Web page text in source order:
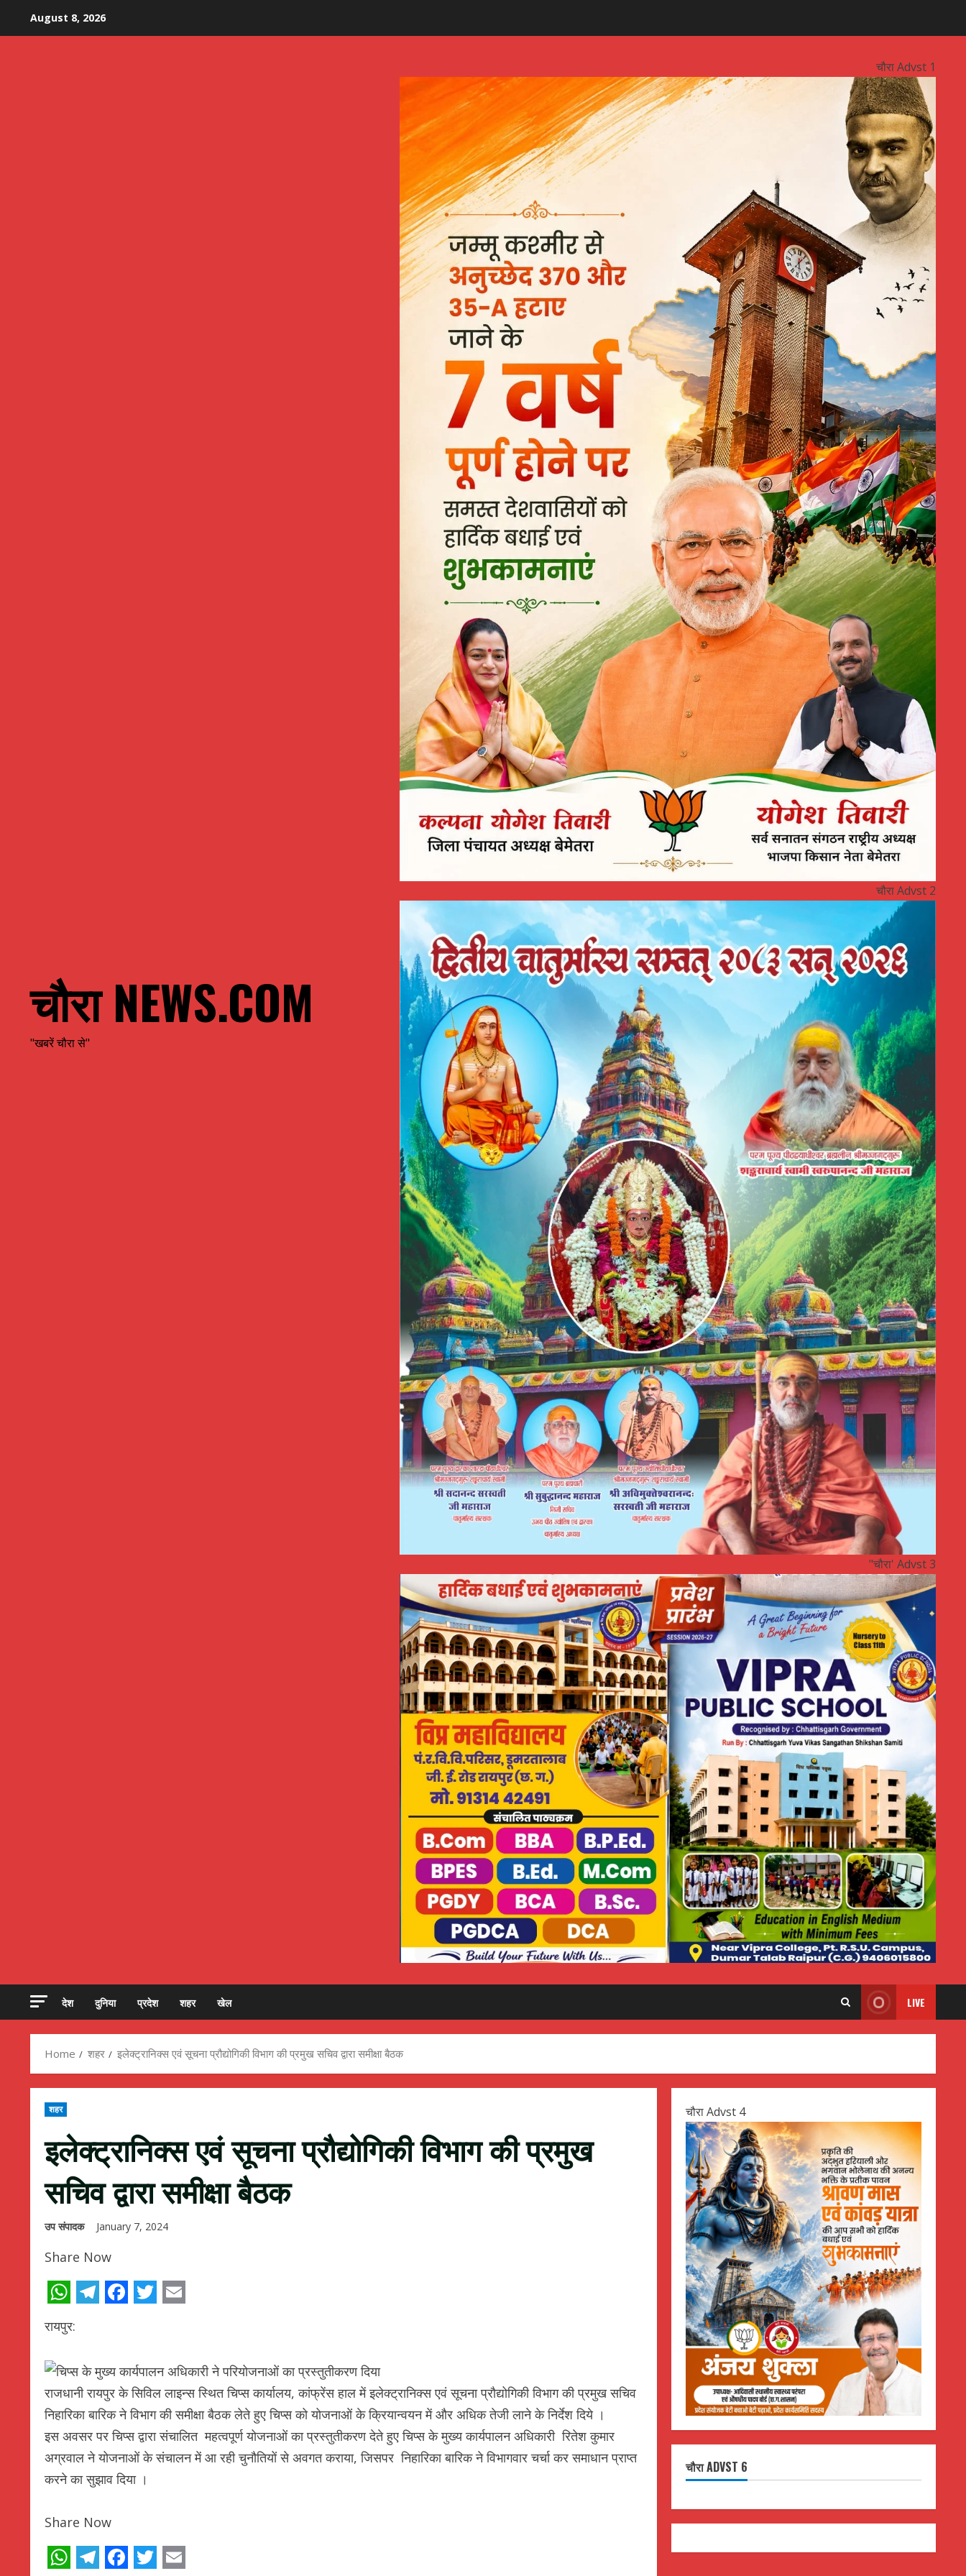
August 8, 2026
चौरा NEWS.COM
"खबरें चौरा से"
चौरा Advst 1
चौरा Advst 2
"चौरा' Advst 3
देश दुनिया प्रदेश शहर खेल LIVE
Home शहर इलेक्ट्रानिक्स एवं सूचना प्रौद्योगिकी विभाग की प्रमुख सचिव द्वारा समीक्षा बैठक
शहर
इलेक्ट्रानिक्स एवं सूचना प्रौद्योगिकी विभाग की प्रमुख
सचिव द्वारा समीक्षा बैठक
उप संपादक January 7, 2024
Share Now
WhatsApp
रायपुर:
राजधानी रायपुर के सिविल लाइन्स स्थित चिप्स कार्यालय, कांफ्रेंस हाल में इलेक्ट्रानिक्स एवं सूचना प्रौद्योगिकी विभाग की प्रमुख सचिव
निहारिका बारिक ने विभाग की समीक्षा बैठक लेते हुए चिप्स को योजनाओं के क्रियान्वयन में और अधिक तेजी लाने के निर्देश दिये ।
इस अवसर पर चिप्स द्वारा संचालित महत्वपूर्ण योजनाओं का प्रस्तुतीकरण देते हुए चिप्स के मुख्य कार्यपालन अधिकारी रितेश कुमार
अग्रवाल ने योजनाओं के संचालन में आ रही चुनौतियों से अवगत कराया, जिसपर निहारिका बारिक ने विभागवार चर्चा कर समाधान प्राप्त
करने का सुझाव दिया ।
Share Now
चौरा Advst 4
चौरा ADVST 6